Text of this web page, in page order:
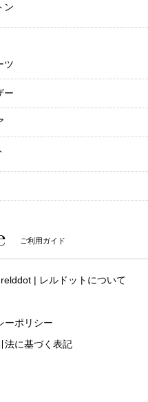
ン
ツ
ー
ご利用ガイド
| レルドットについて
ーポリシー
法に基づく表記